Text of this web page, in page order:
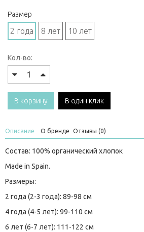
Размер
2 года 8 лет 10 лет
Кол-во:
В корзину В один клик
Описание О бренде Отзывы (0)
Состав: 100% органический хлопок
Made in Spain.
Размеры:
2 года (2-3 года): 89-98 см
4 года (4-5 лет): 99-110 см
6 лет (6-7 лет): 111-122 см